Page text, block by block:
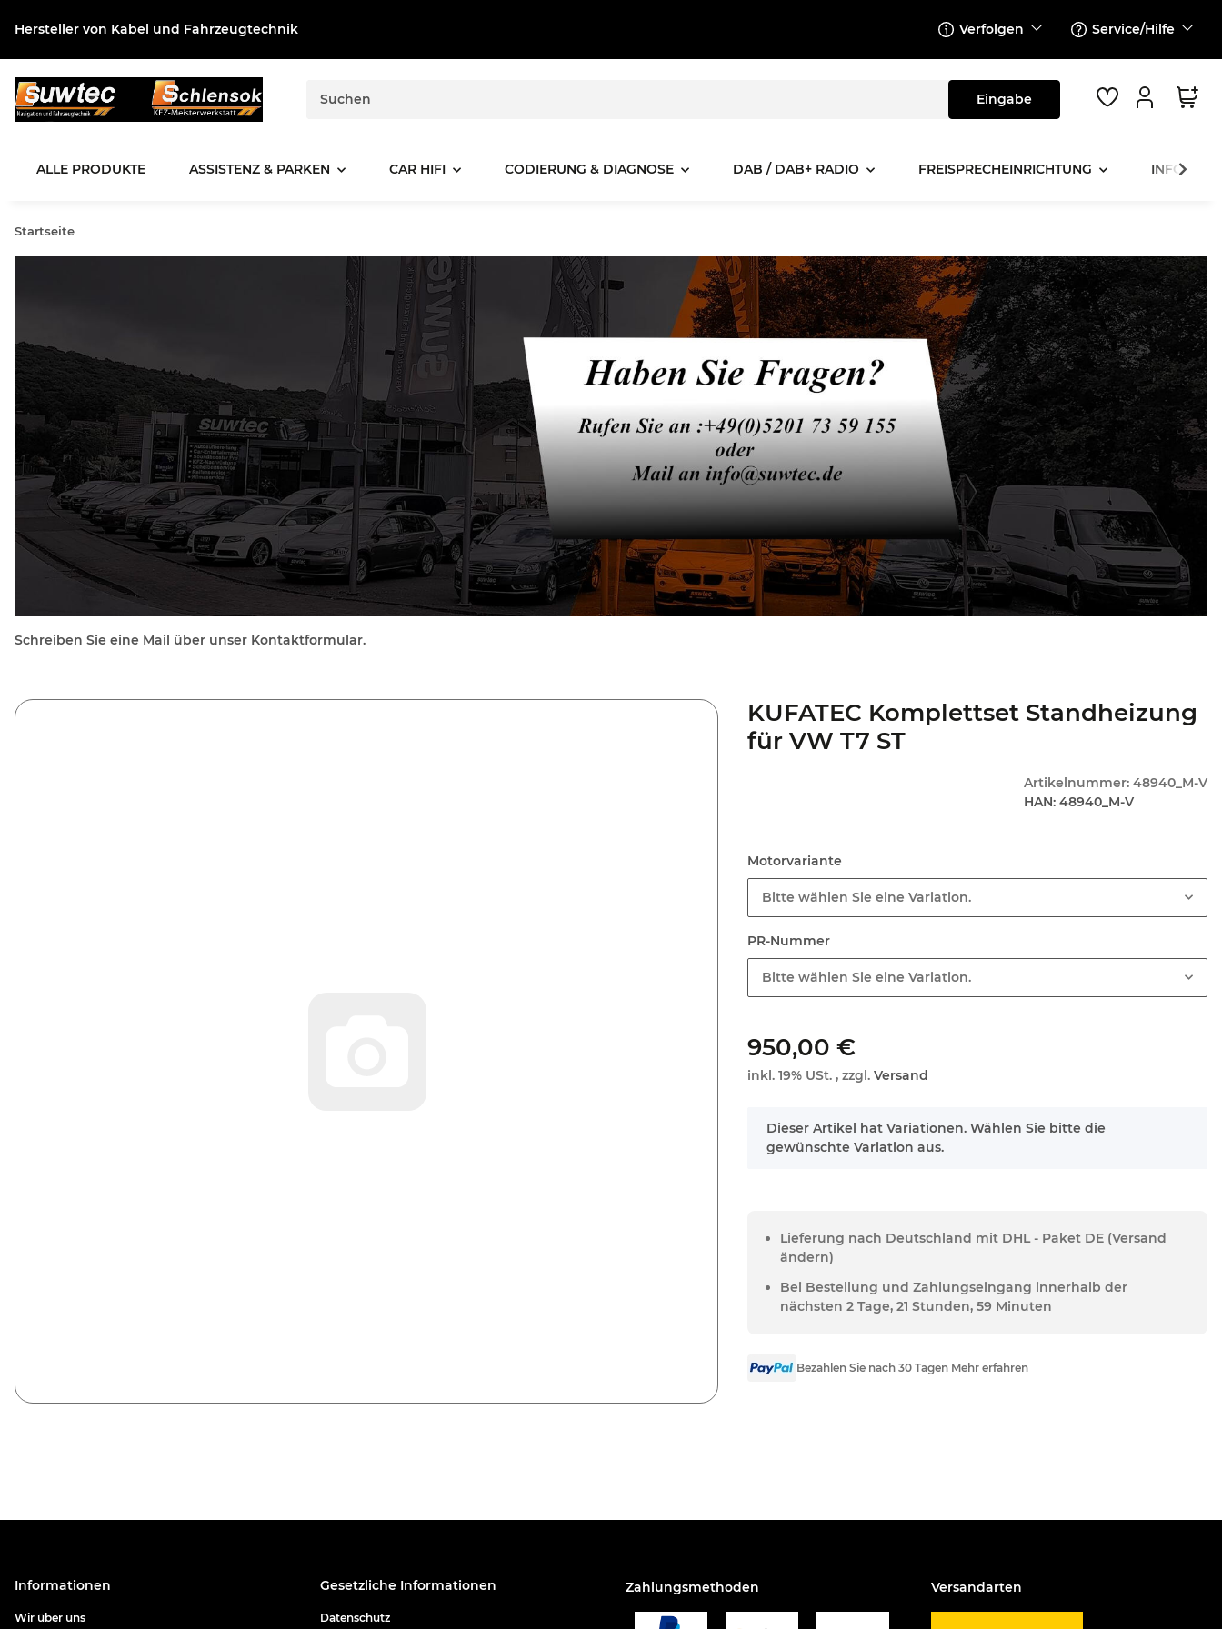
Hersteller von Kabel und Fahrzeugtechnik Verfolgen Service/Hilfe
ALLE PRODUKTE ASSISTENZ & PARKEN CAR HIFI CODIERUNG & DIAGNOSE DAB / DAB+ RADIO FREISPRECHEINRICHTUNG
Startseite
Schreiben Sie eine Mail über unser Kontaktformular.
KUFATEC Komplettset Standheizung
für VW T7 ST
Artikelnummer: 48940_M-V
HAN: 48940_M-V
Motorvariante
Bitte wählen Sie eine Variation.
PR-Nummer
Bitte wählen Sie eine Variation.
950,00 €
inkl. 19% USt. , zzgl.Versand
x
Dieser Artikel hat Variationen. Wählen Sie bitte die
gewünschte Variation aus.
Lieferung nach Deutschland mit DHL - Paket DE (Versand
ändern)
Bei Bestellung und Zahlungseingang innerhalb der
nächsten 2 Tage, 21 Stunden, 59 Minuten
Bezahlen Sie nach 30 Tagen Mehr erfahren
Informationen
Wir über uns
Gesetzliche Informationen
Datenschutz
Zahlungsmethoden Versandarten